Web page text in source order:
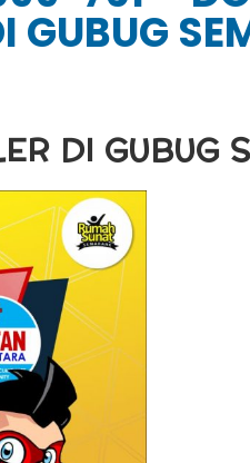
GUBUG
DI GUBUG